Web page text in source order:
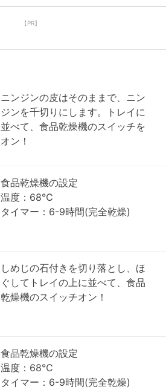
【PR】
ニンジンの皮はそのままで、ニン
ジンを千切りにします。トレイに
並べて、食品乾燥機のスイッチを
オン！
食品乾燥機の設定
温度：68℃
タイマー：6-9時間(完全乾燥)
しめじの石付きを切り落とし、ほ
ぐしてトレイの上に並べて、食品
乾燥機のスイッチオン！
食品乾燥機の設定
温度：68℃
タイマー：6-9時間(完全乾燥)